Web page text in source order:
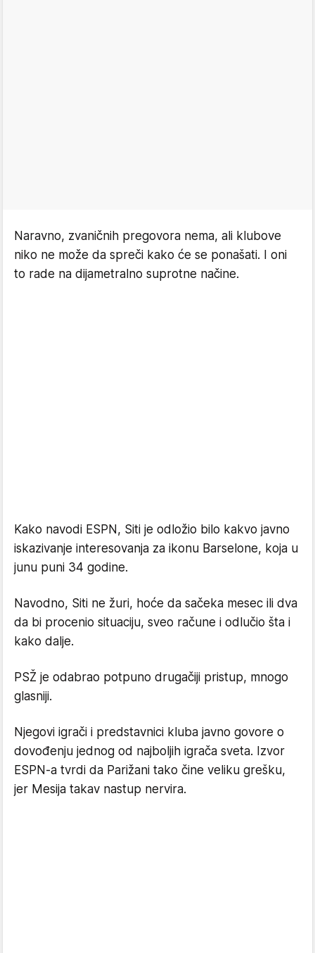
Naravno, zvaničnih pregovora nema, ali klubove
niko ne može da spreči kako će se ponašati. I oni
to rade na dijametralno suprotne načine.
Kako navodi ESPN, Siti je odložio bilo kakvo javno
iskazivanje interesovanja za ikonu Barselone, koja u
junu puni 34 godine.
Navodno, Siti ne žuri, hoće da sačeka mesec ili dva
da bi procenio situaciju, sveo račune i odlučio šta i
kako dalje.
PSŽ je odabrao potpuno drugačiji pristup, mnogo
glasniji.
Njegovi igrači i predstavnici kluba javno govore o
dovođenju jednog od najboljih igrača sveta. Izvor
ESPN-a tvrdi da Parižani tako čine veliku grešku,
jer Mesija takav nastup nervira.